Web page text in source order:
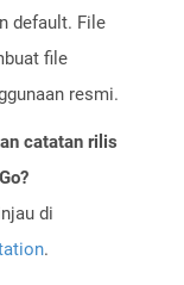
default. File
file
resmi.
catatan rilis
di
.